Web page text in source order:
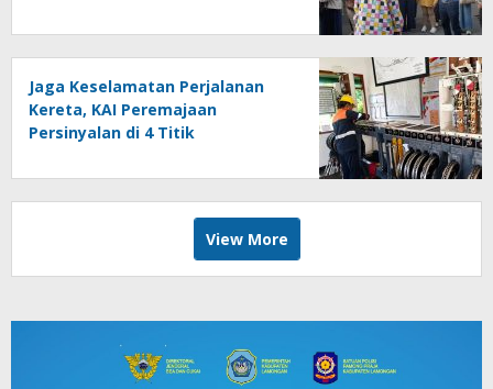
Jaga Keselamatan Perjalanan
Kereta, KAI Peremajaan
Persinyalan di 4 Titik
View More